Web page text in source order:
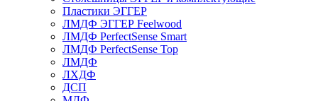
Пластики ЭГГЕР
ЛМДФ ЭГГЕР Feelwood
ЛМДФ PerfectSense Smart
ЛМДФ PerfectSense Top
ЛМДФ
ЛХДФ
ДСП